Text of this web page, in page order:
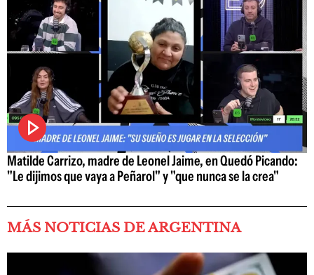
Matilde Carrizo, madre de Leonel Jaime, en Quedó Picando:
"Le dijimos que vaya a Peñarol" y "que nunca se la crea"
MÁS NOTICIAS DE ARGENTINA